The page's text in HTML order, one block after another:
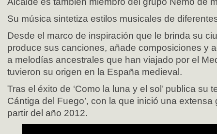
Su música sintetiza estilos musicales de
Desde el marco de inspiración que le brinda su
produce sus canciones, añade composiciones y
a melodías ancestrales que han viajado por el
tuvieron su origen en la España medieval.
Tras el éxito de ‘Como la luna y el sol’ publica su
Cántiga del Fuego’, con la que inició una
partir del año 2012.